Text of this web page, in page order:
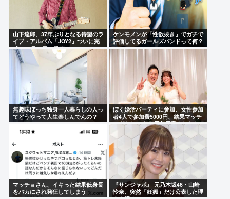
山下達郎、37年ぶりとなる待望のラ
イブ・アルバム「JOY2」ついに完
成、10月14日に発売
ケンモメンが「性欲抜き」でガチで
評価してるガールズバンドって何？
無趣味ぼっち独身一人暮らしの人っ
てどうやって人生楽しんでんの？
ぼく婚活パーティに参加、女性参加
者4人で参加費5000円、結果マッチ
ングなし これ何回何円費やしたら
結婚できるんだろう…
マッチョさん、イキった結果低身長
をバカにされ発狂してしまう
『サンジャポ』 元乃木坂46・山崎
怜奈、突然「妊娠」だけ公表した理